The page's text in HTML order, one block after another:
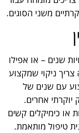
משני הסוגים.
שנים – או אפילו
ניקוי שמקצוע
עם שנים של
יוקרתי אחרים.
כימיקלים קשים
טיפול מותאמת.